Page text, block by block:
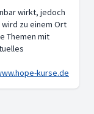
wirkt, jedoch
zu einem Ort
Themen mit
kurse.de